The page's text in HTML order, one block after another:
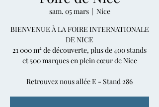
sam. 05 mars
  |
Nice
BIENVENUE À LA FOIRE INTERNATIONALE
DE NICE
21 000 m² de découverte, plus de 400 stands
et 500 marques en plein cœur de Nice
Retrouvez nous allée E - Stand 286